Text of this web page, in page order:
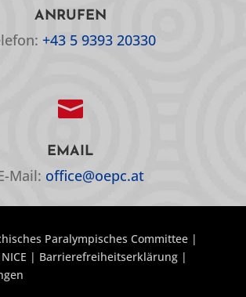
ANRUFEN
+43 5 9393 20330

EMAIL
Mail: office@oepc.at
Paralympisches Committee |
| Barrierefreiheitserklärung |